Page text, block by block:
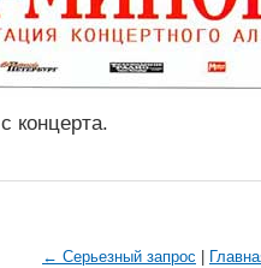
с концерта.
← Серьезный запрос